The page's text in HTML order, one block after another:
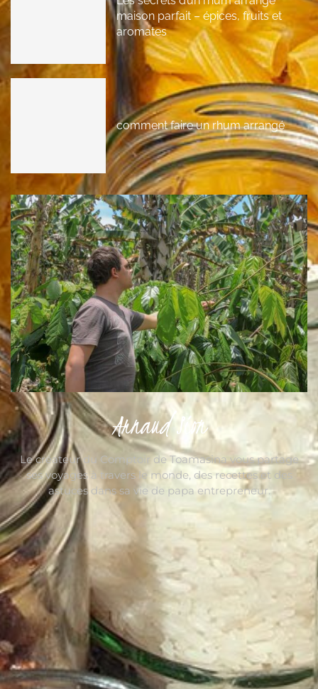
maison parfait – épices, fruits et
aromates
comment faire un rhum arrangé
Arnaud Sion
Le créateur du Comptoir de Toamasina vous partage
ses voyages à travers le monde, des recettes et des
astuces dans sa vie de papa entrepreneur.